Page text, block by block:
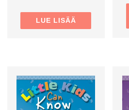
LUE LISÄÄ